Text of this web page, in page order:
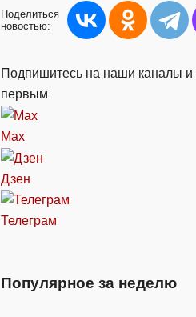
Поделиться
новостью:
Подпишитесь на наши каналы
первым
Max
Дзен
Телеграм
Популярное за неделю